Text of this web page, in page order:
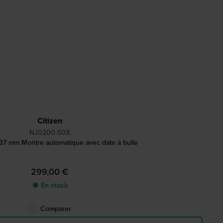
Citizen
NJ0200-50X
mm Montre automatique avec date à bulle
299,00 €
● En stock
Comparer